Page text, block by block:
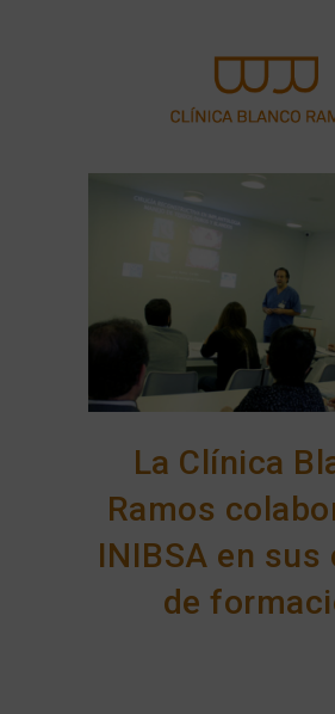
La Clínica
Ramos
INIBSA en sus
de